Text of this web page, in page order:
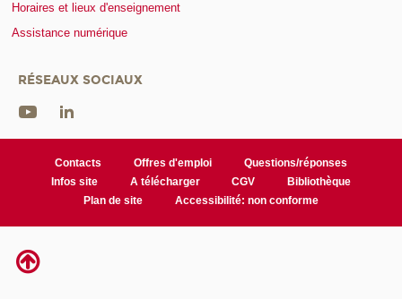
Horaires et lieux d'enseignement
Assistance numérique
RÉSEAUX SOCIAUX
Contacts Offres d'emploi
Questions/réponses
Infos site
A télécharger CGV
Bibliothèque
Plan de site
Accessibilité: non conforme